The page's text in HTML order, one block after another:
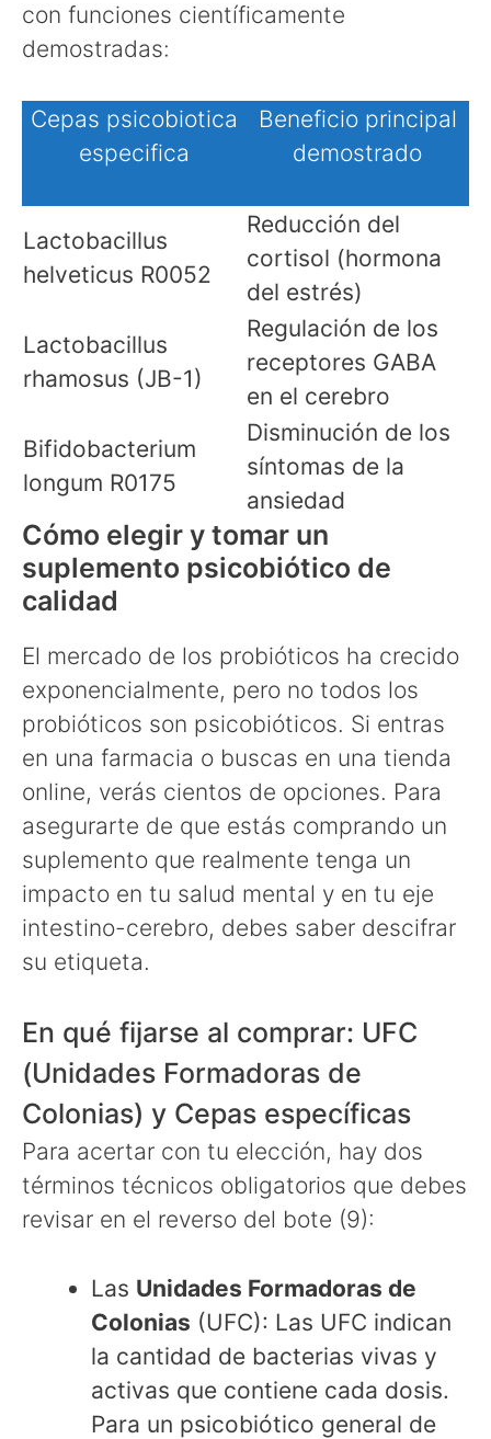
con funciones científicamente
demostradas:
Cepas psicobiotica
especifica
Beneficio principal
demostrado
Lactobacillus
helveticus R0052
Reducción del
cortisol (hormona
del estrés)
Lactobacillus
rhamosus (JB-1)
Regulación de los
receptores GABA
en el cerebro
Bifidobacterium
longum R0175
Disminución de los
síntomas de la
ansiedad
Cómo elegir y tomar un
suplemento psicobiótico de
calidad
El mercado de los probióticos ha crecido
exponencialmente, pero no todos los
probióticos son psicobióticos. Si entras
en una farmacia o buscas en una tienda
online, verás cientos de opciones. Para
asegurarte de que estás comprando un
suplemento que realmente tenga un
impacto en tu salud mental y en tu eje
intestino-cerebro, debes saber descifrar
su etiqueta.
En qué fijarse al comprar: UFC
(Unidades Formadoras de
Colonias) y Cepas específicas
Para acertar con tu elección, hay dos
términos técnicos obligatorios que debes
revisar en el reverso del bote (9):
Las Unidades Formadoras de
Colonias (UFC): Las UFC indican
la cantidad de bacterias vivas y
activas que contiene cada dosis.
Para un psicobiótico general de